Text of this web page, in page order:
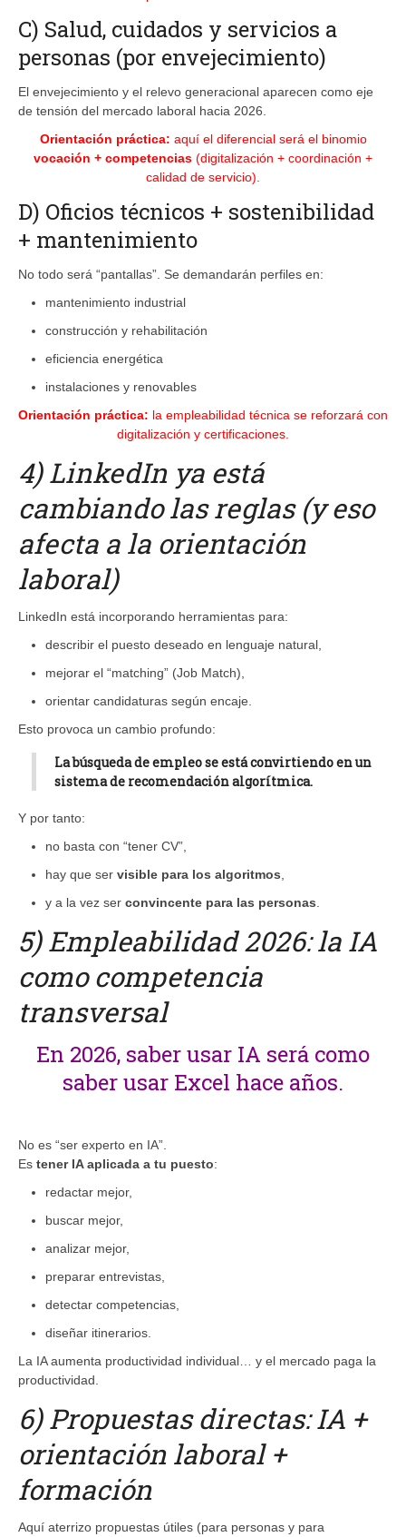
C) Salud, cuidados y servicios a
personas (por envejecimiento)
El envejecimiento y el relevo generacional aparecen como eje
de tensión del mercado laboral hacia 2026.
Orientación práctica: aquí el diferencial será el binomio
vocación + competencias (digitalización + coordinación +
calidad de servicio).
D) Oficios técnicos + sostenibilidad
+ mantenimiento
No todo será “pantallas”. Se demandarán perfiles en:
mantenimiento industrial
construcción y rehabilitación
eficiencia energética
instalaciones y renovables
Orientación práctica: la empleabilidad técnica se reforzará con
digitalización y certificaciones.
4) LinkedIn ya está
cambiando las reglas (y eso
afecta a la orientación
laboral)
LinkedIn está incorporando herramientas para:
describir el puesto deseado en lenguaje natural,
mejorar el “matching” (Job Match),
orientar candidaturas según encaje.
Esto provoca un cambio profundo:
La búsqueda de empleo se está convirtiendo en un
sistema de recomendación algorítmica.
Y por tanto:
no basta con “tener CV”,
hay que ser visible para los algoritmos
y a la vez ser convincente para las personas
5) Empleabilidad 2026: la IA
como competencia
transversal
En 2026, saber usar IA será como
saber usar Excel hace años.
No es “ser experto en IA”.
Es tener IA aplicada a tu puesto:
redactar mejor,
buscar mejor,
analizar mejor,
preparar entrevistas,
detectar competencias,
diseñar itinerarios.
La IA aumenta productividad individual… y el mercado paga la
productividad.
6) Propuestas directas: IA +
orientación laboral +
formación
Aquí aterrizo propuestas útiles (para personas y para